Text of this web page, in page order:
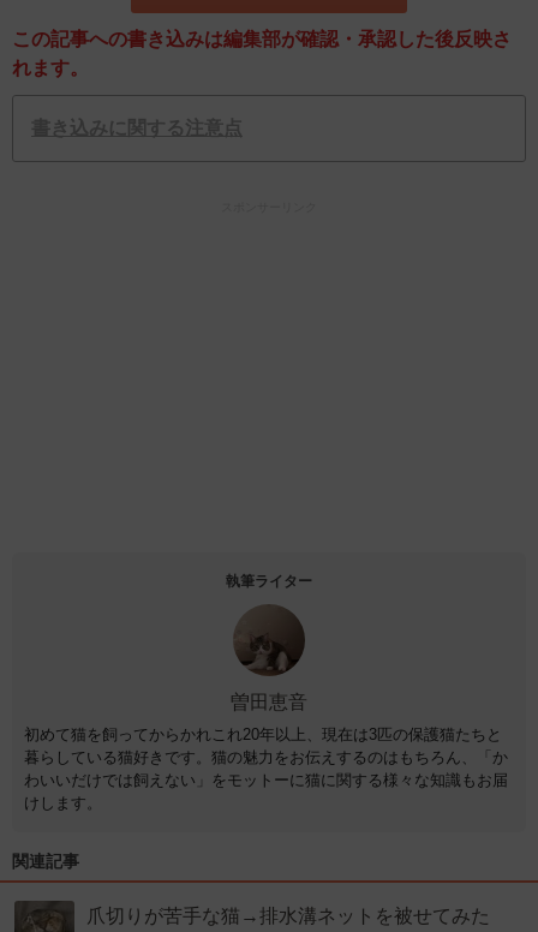
この記事への書き込みは編集部が確認・承認した後反映さ
れます。
書き込みに関する注意点
執筆ライター
曽田恵音
初めて猫を飼ってからかれこれ20年以上、現在は3匹の保護猫たちと
暮らしている猫好きです。猫の魅力をお伝えするのはもちろん、「か
わいいだけでは飼えない」をモットーに猫に関する様々な知識もお届
けします。
関連記事
爪切りが苦手な猫→排水溝ネットを被せてみた